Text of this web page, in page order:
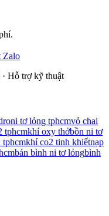
Zalo
Hỗ trợ kỹ thuật
ni tơ lỏng tphcmvỏ chai
tphcmkhí oxy thởbồn ni tơ
tphcmkhí co2 tinh khiếtnạp
bán bình ni tơ lỏngbình